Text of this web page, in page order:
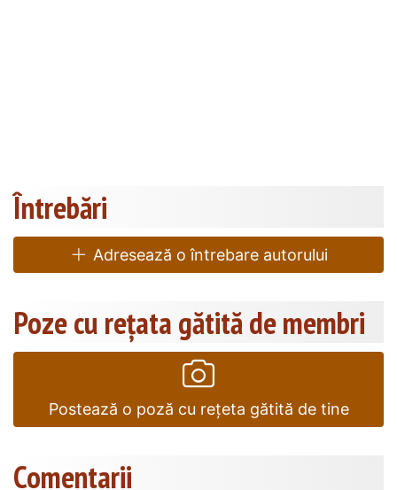
Întrebări
Adresează o întrebare autorului
Poze cu rețata gătită de membri
Postează o poză cu rețeta gătită de tine
Comentarii